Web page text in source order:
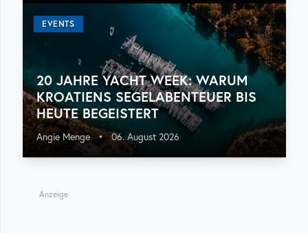
EVENTS
20 JAHRE YACHT WEEK: WARUM
KROATIENS SEGELABENTEUER BIS
HEUTE BEGEISTERT
Angie Menge • 06. August 2026
Anzeige